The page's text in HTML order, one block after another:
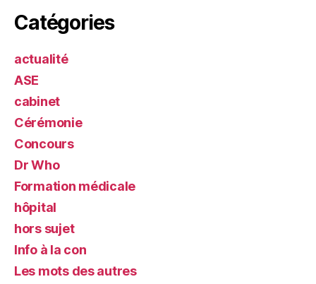
Catégories
actualité
ASE
cabinet
Cérémonie
Concours
Dr Who
Formation médicale
hôpital
hors sujet
Info à la con
Les mots des autres